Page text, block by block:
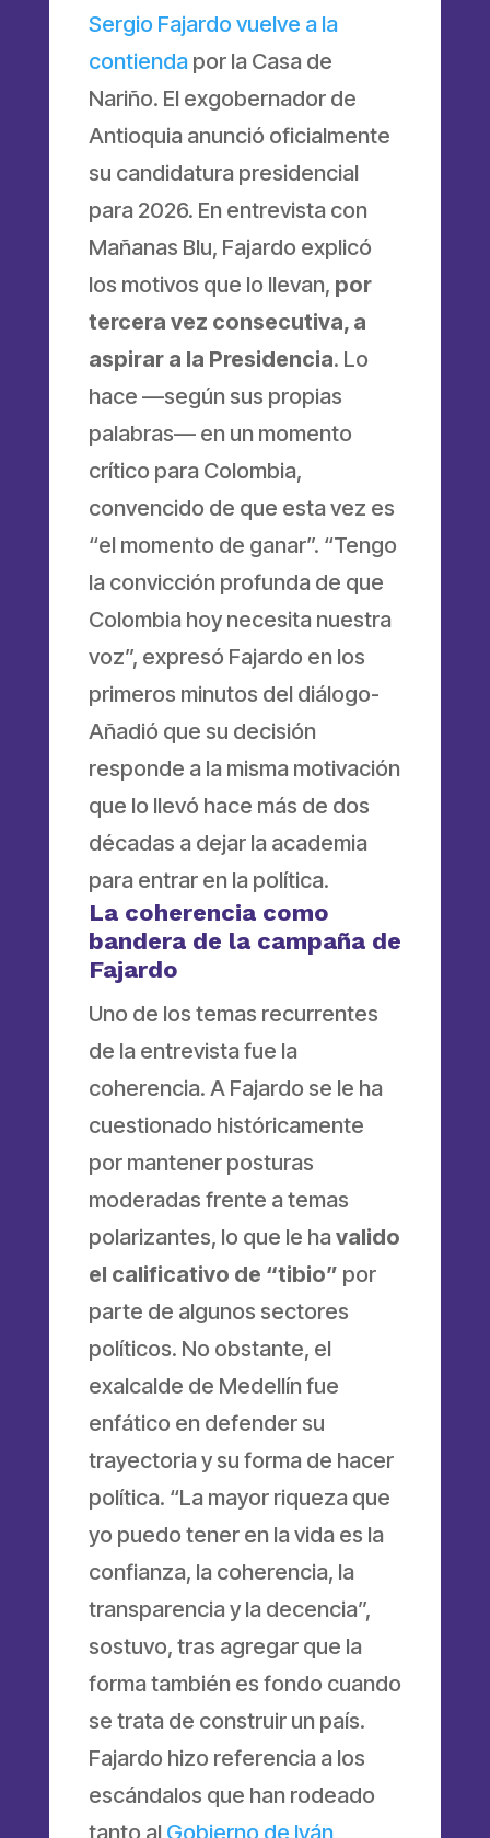
Sergio Fajardo vuelve a la
contienda por la Casa de
Nariño. El exgobernador de
Antioquia anunció oficialmente
su candidatura presidencial
para 2026. En entrevista con
Mañanas Blu, Fajardo explicó
los motivos que lo llevan, por
tercera vez consecutiva, a
aspirar a la Presidencia. Lo
hace —según sus propias
palabras— en un momento
crítico para Colombia,
convencido de que esta vez es
“el momento de ganar”. “Tengo
la convicción profunda de que
Colombia hoy necesita nuestra
voz”, expresó Fajardo en los
primeros minutos del diálogo-
Añadió que su decisión
responde a la misma motivación
que lo llevó hace más de dos
décadas a dejar la academia
para entrar en la política.
La coherencia como
bandera de la campaña de
Fajardo
Uno de los temas recurrentes
de la entrevista fue la
coherencia. A Fajardo se le ha
cuestionado históricamente
por mantener posturas
moderadas frente a temas
polarizantes, lo que le havalido
el calificativo de “tibio” por
parte de algunos sectores
políticos. No obstante, el
exalcalde de Medellín fue
enfático en defender su
trayectoria y su forma de hacer
política. “La mayor riqueza que
yo puedo tener en la vida es la
confianza, la coherencia, la
transparencia y la decencia”,
sostuvo, tras agregar que la
forma también es fondo cuando
se trata de construir un país.
Fajardo hizo referencia a los
escándalos que han rodeado